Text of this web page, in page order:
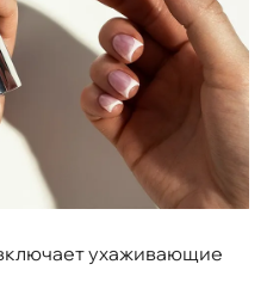
ухаживающие